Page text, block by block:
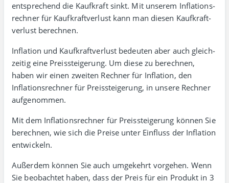
entsprechend die Kauf­kraft sinkt. Mit unserem Inflations­
rechner für Kauf­kraft­verlustkann man diesen Kauf­kraft­
verlust berechnen.
Inflation und Kaufkraft­verlust bedeuten aber auch gleich­
zeitig eine Preis­steigerung. Um diese zu berechnen,
haben wir einen zweiten Rechner für Inflation, den
Inflations­rechner für Preis­steigerung, in unsere Rechner
aufgenommen.
Mit dem Inflationsrechner für Preissteigerung können Sie
berechnen, wie sich die Preise unter Einfluss der Inflation
entwickeln.
Außerdem können Sie auch umgekehrt vorgehen. Wenn
Sie beobachtet haben, dass der Preis für ein Produkt in 3